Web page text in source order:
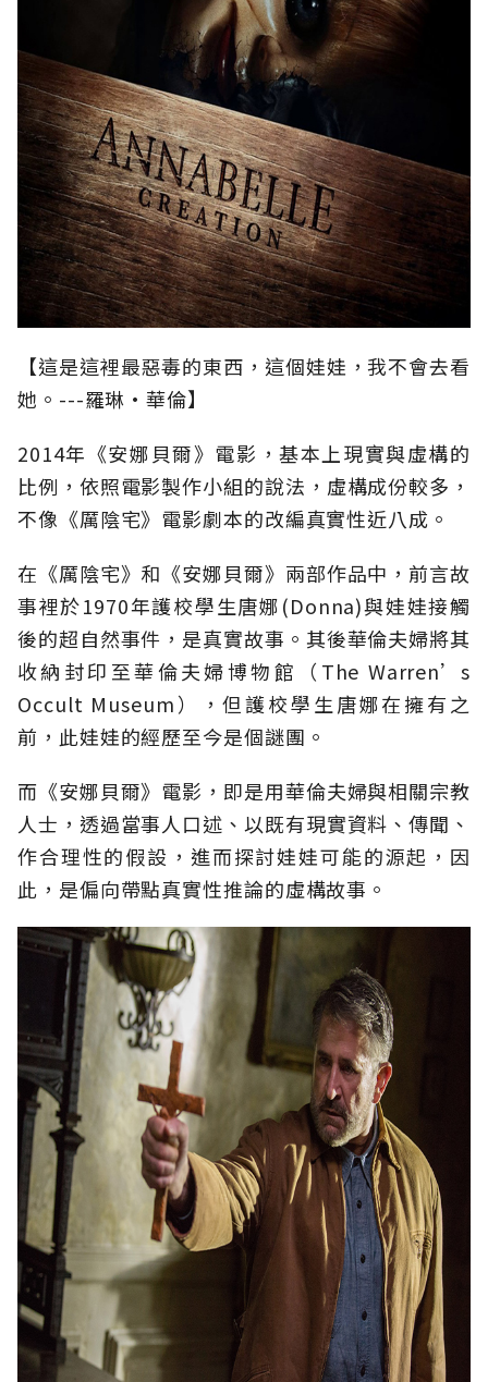
【這是這裡最惡毒的東西，這個娃娃，我不會去看
她。---羅琳•華倫】
2014年《安娜貝爾》電影，基本上現實與虛構的
比例，依照電影製作小組的說法，虛構成份較多，
不像《厲陰宅》電影劇本的改編真實性近八成。
在《厲陰宅》和《安娜貝爾》兩部作品中，前言故
事裡於1970年護校學生唐娜(Donna)與娃娃接觸
後的超自然事件，是真實故事。其後華倫夫婦將其
收納封印至華倫夫婦博物館（The Warren’s
Occult Museum），但護校學生唐娜在擁有之
前，此娃娃的經歷至今是個謎團。
而《安娜貝爾》電影，即是用華倫夫婦與相關宗教
人士，透過當事人口述、以既有現實資料、傳聞、
作合理性的假設，進而探討娃娃可能的源起，因
此，是偏向帶點真實性推論的虛構故事。